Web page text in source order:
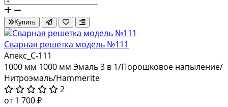
Купить
Сварная решетка модель №111
Апекс_С-111
1000 мм 1000 мм Эмаль 3 в 1/Порошковое напыление/
Нитроэмаль/Hammerite
2
от 1 700 ₽